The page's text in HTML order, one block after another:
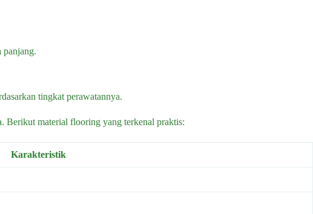
panjang.
tingkat perawatannya.
Berikut material flooring yang terkenal praktis:
Karakteristik